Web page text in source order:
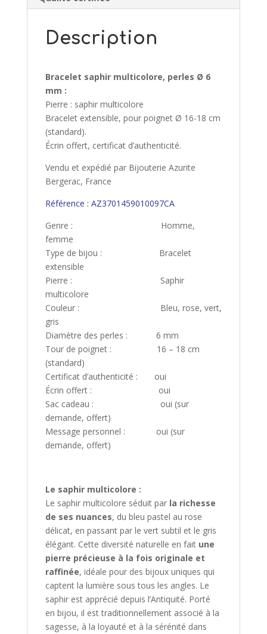
Description
Bracelet saphir multicolore, perles Ø 6
mm :
Pierre : saphir multicolore
Bracelet extensible, pour poignet Ø 16-18 cm
(standard).
Écrin offert, certificat d’authenticité.
Vendu et expédié par Bijouterie Azurite
Bergerac, France
Référence : AZ3701459010097CA
Genre : Homme,
femme
Type de bijou : Bracelet
extensible
Pierre : Saphir
multicolore
Couleur : Bleu, rose, vert,
gris
Diamètre des perles : 6 mm
Tour de poignet : 16 – 18 cm
(standard)
Certificat d’authenticité : oui
Écrin offert : oui
Sac cadeau : oui (sur
demande, offert)
Message personnel : oui (sur
demande, offert)
Le saphir multicolore :
Le saphir multicolore séduit parla richesse
de ses nuances, du bleu pastel au rose
délicat, en passant par le vert subtil et le gris
élégant. Cette diversité naturelle en fait une
pierre précieuse à la fois originale et
raffinée, idéale pour des bijoux uniques qui
captent la lumière sous tous les angles. Le
saphir est apprécié depuis l’Antiquité. Porté
en bijou, il est traditionnellement associé à la
sagesse, à la loyauté et à la sérénité dans